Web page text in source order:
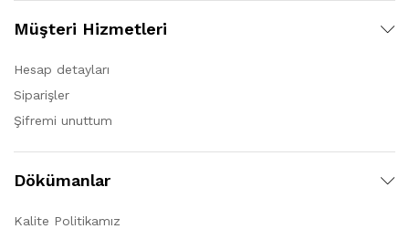
Müşteri Hizmetleri
Hesap detayları
Siparişler
Şifremi unuttum
Dökümanlar
Kalite Politikamız